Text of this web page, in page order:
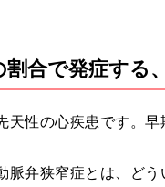
合で発症する
天性の心疾患です。
弁狭窄症とは、どう